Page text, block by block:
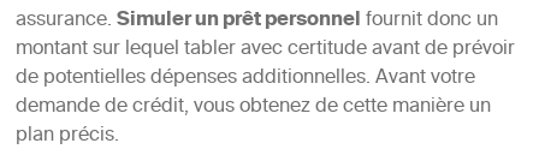
assurance.Simuler un prêt personnelfournit donc un
montant sur lequel tabler avec certitude avant de prévoir
de potentielles dépenses additionnelles. Avant votre
demande de crédit, vous obtenez de cette manière un
plan précis.